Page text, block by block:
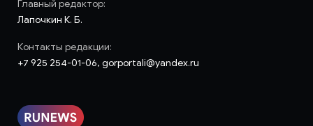
Главный редактор:
Лапочкин К. Б.
Контакты редакции:
+7 925 254-01-06, gorportali@yandex.ru